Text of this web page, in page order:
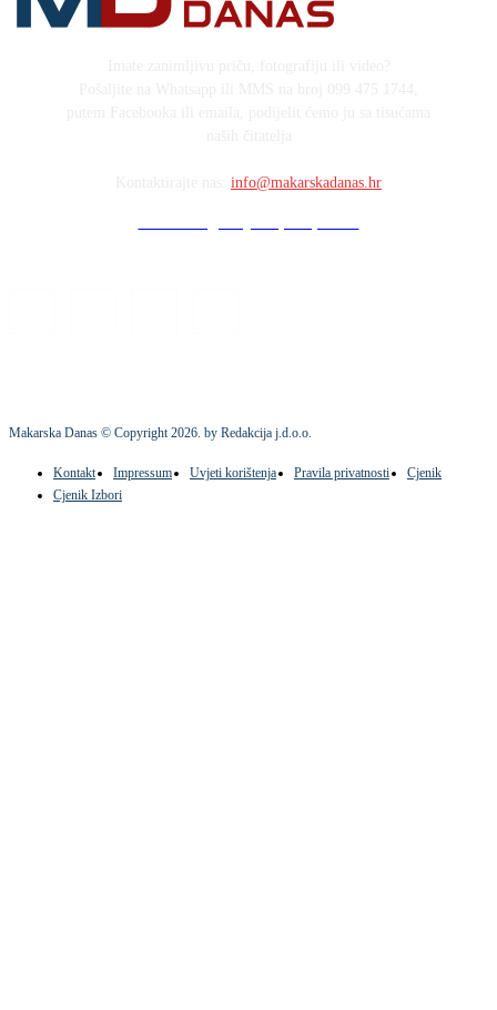
info@makarskadanas.hr
Makarska Danas © Copyright2026. by Redakcija j.d.o.o.
Kontakt Impressum Uvjeti korištenja Pravila privatnosti
Cjenik
Cjenik Izbori